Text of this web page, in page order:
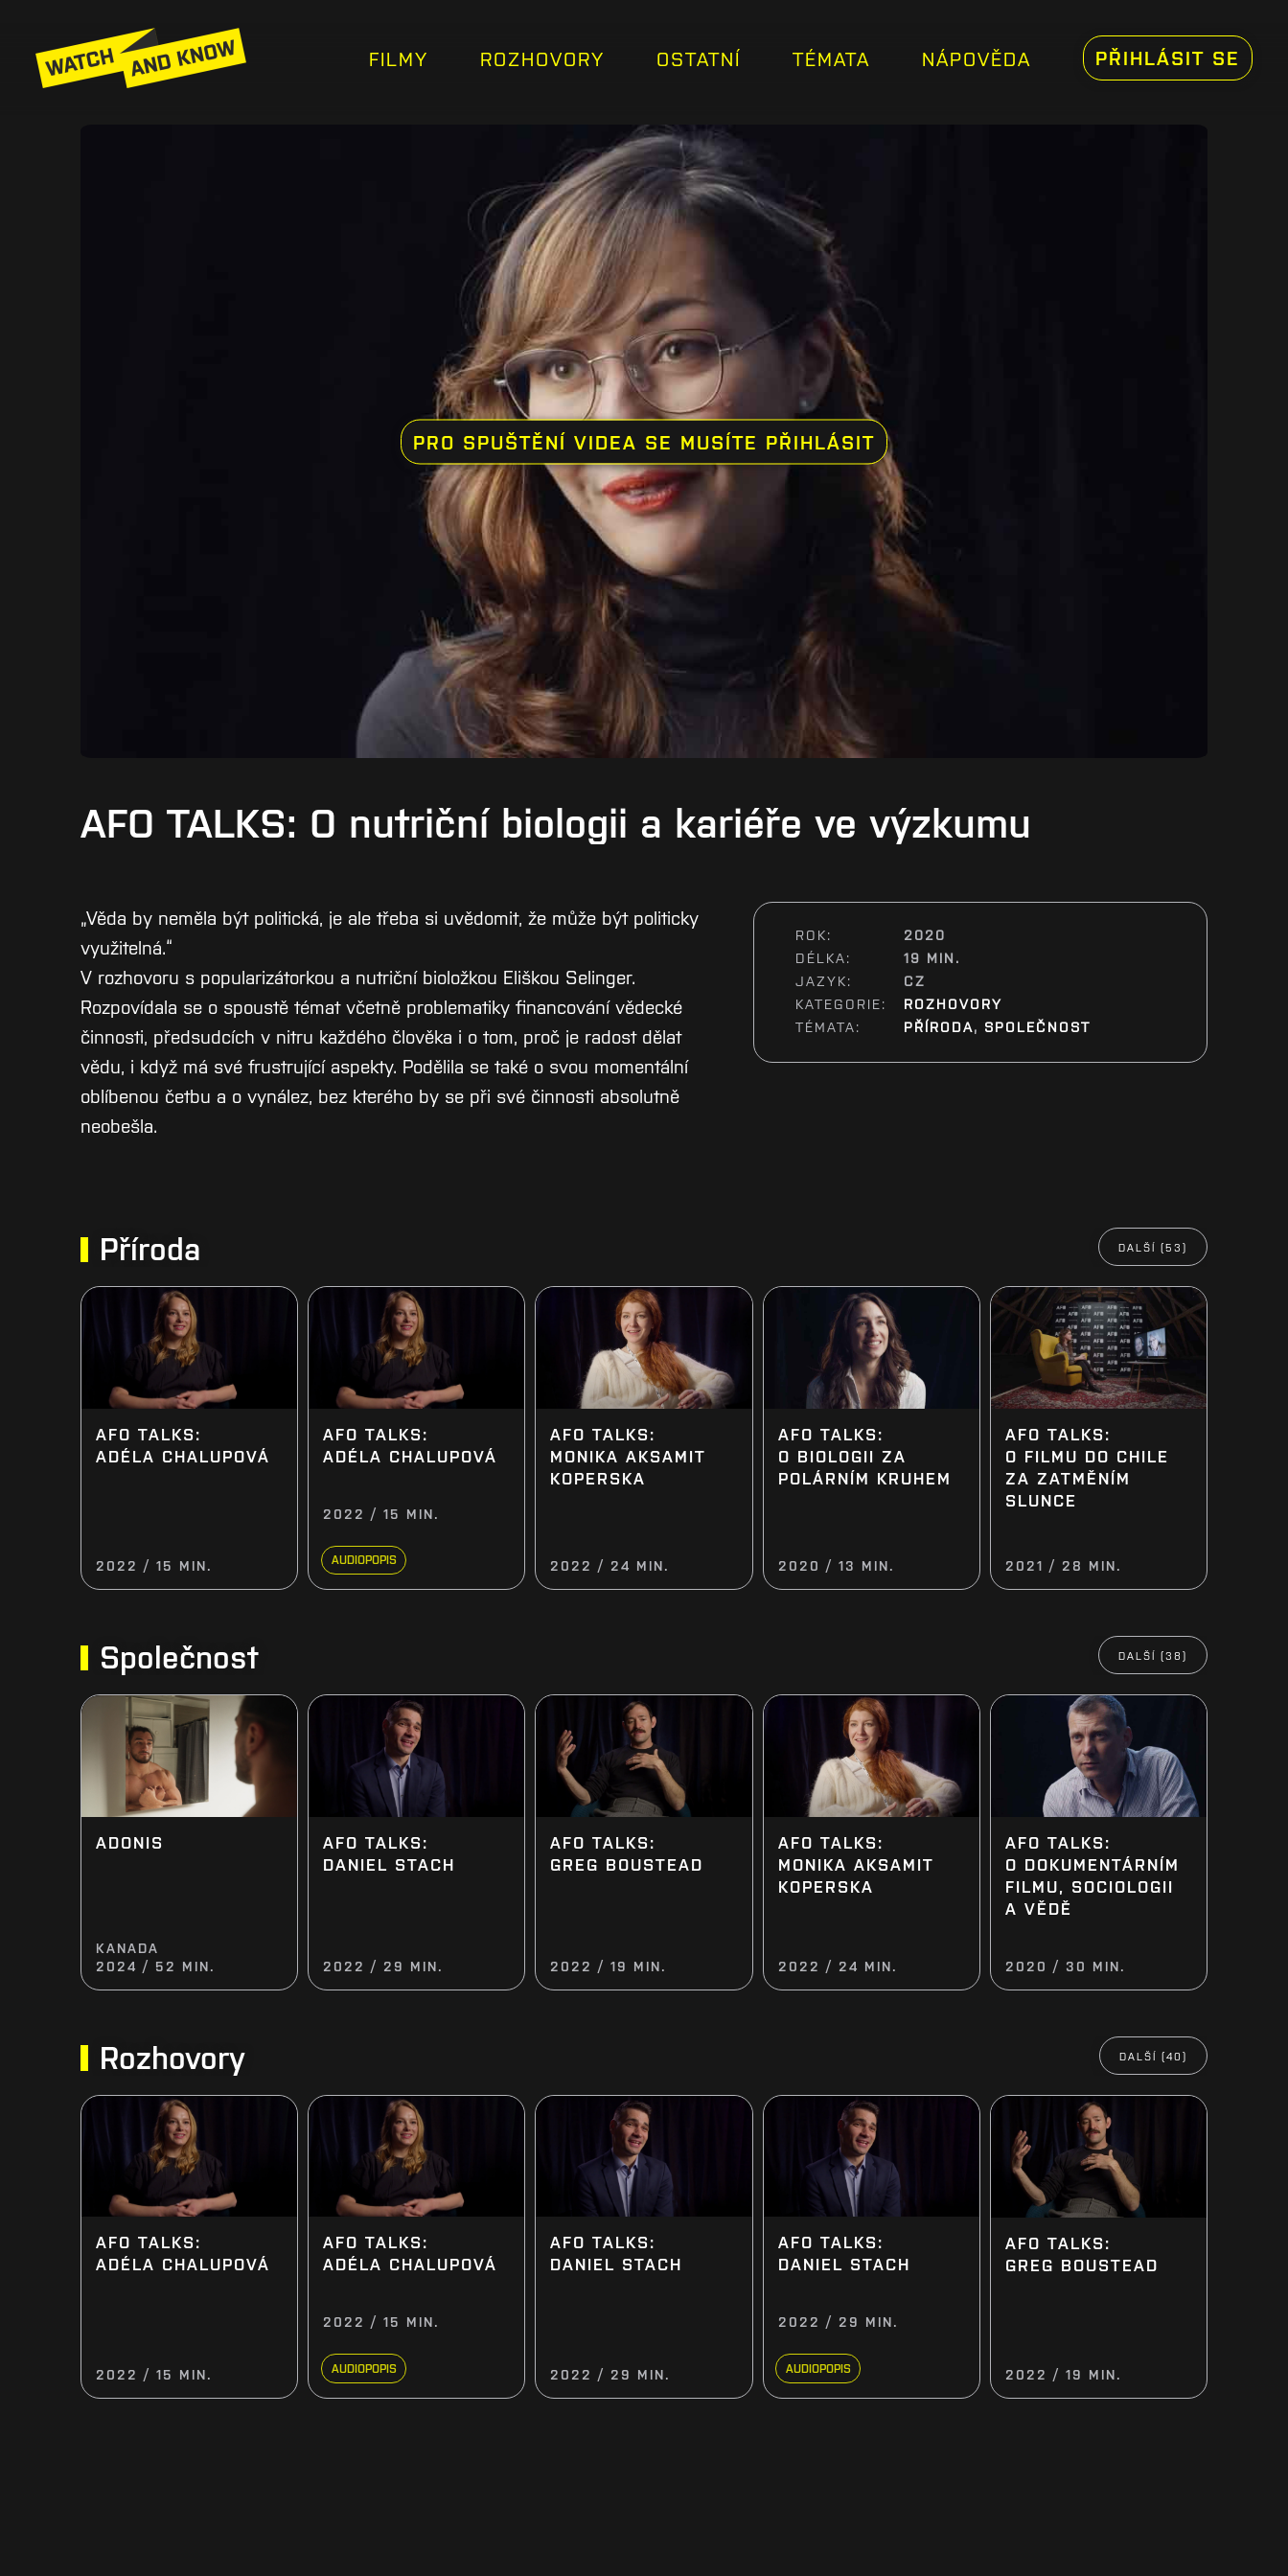
FILMY ROZHOVORY OSTATNÍ TÉMATA NÁPOVĚDA PŘIHLÁSIT SE
PRO SPUŠTĚNÍ VIDEA SE MUSÍTE PŘIHLÁSIT
AFO TALKS: O nutriční biologii a kariéře ve výzkumu
„Věda by neměla být politická, je ale třeba si uvědomit, že může být politicky
využitelná.“
V rozhovoru s popularizátorkou a nutriční bioložkou Eliškou Selinger.
Rozpovídala se o spoustě témat včetně problematiky financování vědecké
činnosti, předsudcích v nitru každého člověka i o tom, proč je radost dělat
vědu, i když má své frustrující aspekty. Podělila se také o svou momentální
oblíbenou četbu a o vynález, bez kterého by se při své činnosti absolutně
neobešla.
ROK:
2020
DÉLKA:
19 MIN.
JAZYK:
CZ
KATEGORIE:
ROZHOVORY
TÉMATA:
PŘÍRODA, SPOLEČNOST
Příroda DALŠÍ (53)
AFO TALKS:
ADÉLA CHALUPOVÁ
2022 / 15 MIN.
AFO TALKS:
ADÉLA CHALUPOVÁ
2022 / 15 MIN.
AUDIOPOPIS
AFO TALKS:
MONIKA AKSAMIT
KOPERSKA
2022 / 24 MIN.
AFO TALKS:
O BIOLOGII ZA
POLÁRNÍM KRUHEM
2020 / 13 MIN.
AFO TALKS:
O FILMU DO CHILE
ZA ZATMĚNÍM
SLUNCE
2021 / 28 MIN.
Společnost DALŠÍ (38)
ADONIS
KANADA
2024 / 52 MIN.
AFO TALKS:
DANIEL STACH
2022 / 29 MIN.
AFO TALKS:
GREG BOUSTEAD
2022 / 19 MIN.
AFO TALKS:
MONIKA AKSAMIT
KOPERSKA
2022 / 24 MIN.
AFO TALKS:
O DOKUMENTÁRNÍM
FILMU, SOCIOLOGII
A VĚDĚ
2020 / 30 MIN.
Rozhovory DALŠÍ (40)
AFO TALKS:
ADÉLA CHALUPOVÁ
2022 / 15 MIN.
AFO TALKS:
ADÉLA CHALUPOVÁ
2022 / 15 MIN.
AUDIOPOPIS
AFO TALKS:
DANIEL STACH
2022 / 29 MIN.
AFO TALKS:
DANIEL STACH
2022 / 29 MIN.
AUDIOPOPIS
AFO TALKS:
GREG BOUSTEAD
2022 / 19 MIN.